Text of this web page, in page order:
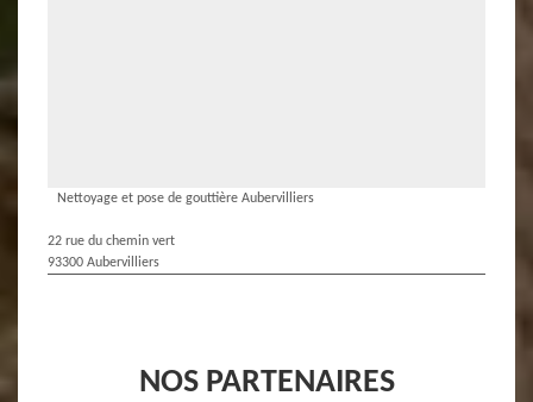
Nettoyage et pose de gouttière Aubervilliers
22 rue du chemin vert
93300 Aubervilliers
NOS PARTENAIRES